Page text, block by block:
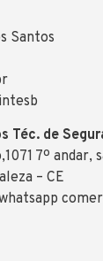
Santos
Téc. de
7º andar,
– CE